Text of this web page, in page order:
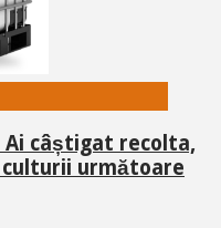
Ai câștigat recolta,
următoare